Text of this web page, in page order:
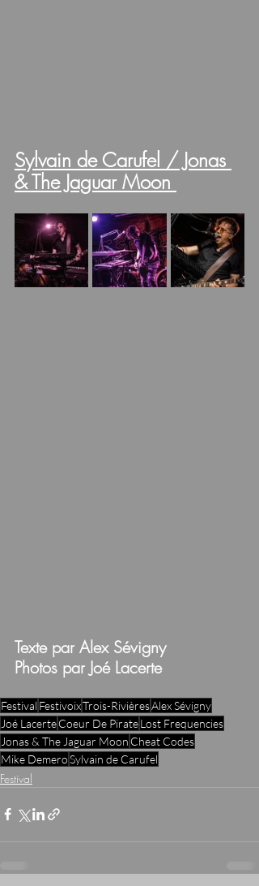
Sylvain de Carufel / Jonas
& The Jaguar Moon
Texte par Alex Sévigny
Photos par Joé Lacerte
Festival FestivoixTrois-RivièresAlex Sévigny
Joé LacerteCoeur De PirateLost Frequencies
Jonas & The Jaguar Moon Cheat Codes
Mike DemeroSylvain de Carufel
Festival